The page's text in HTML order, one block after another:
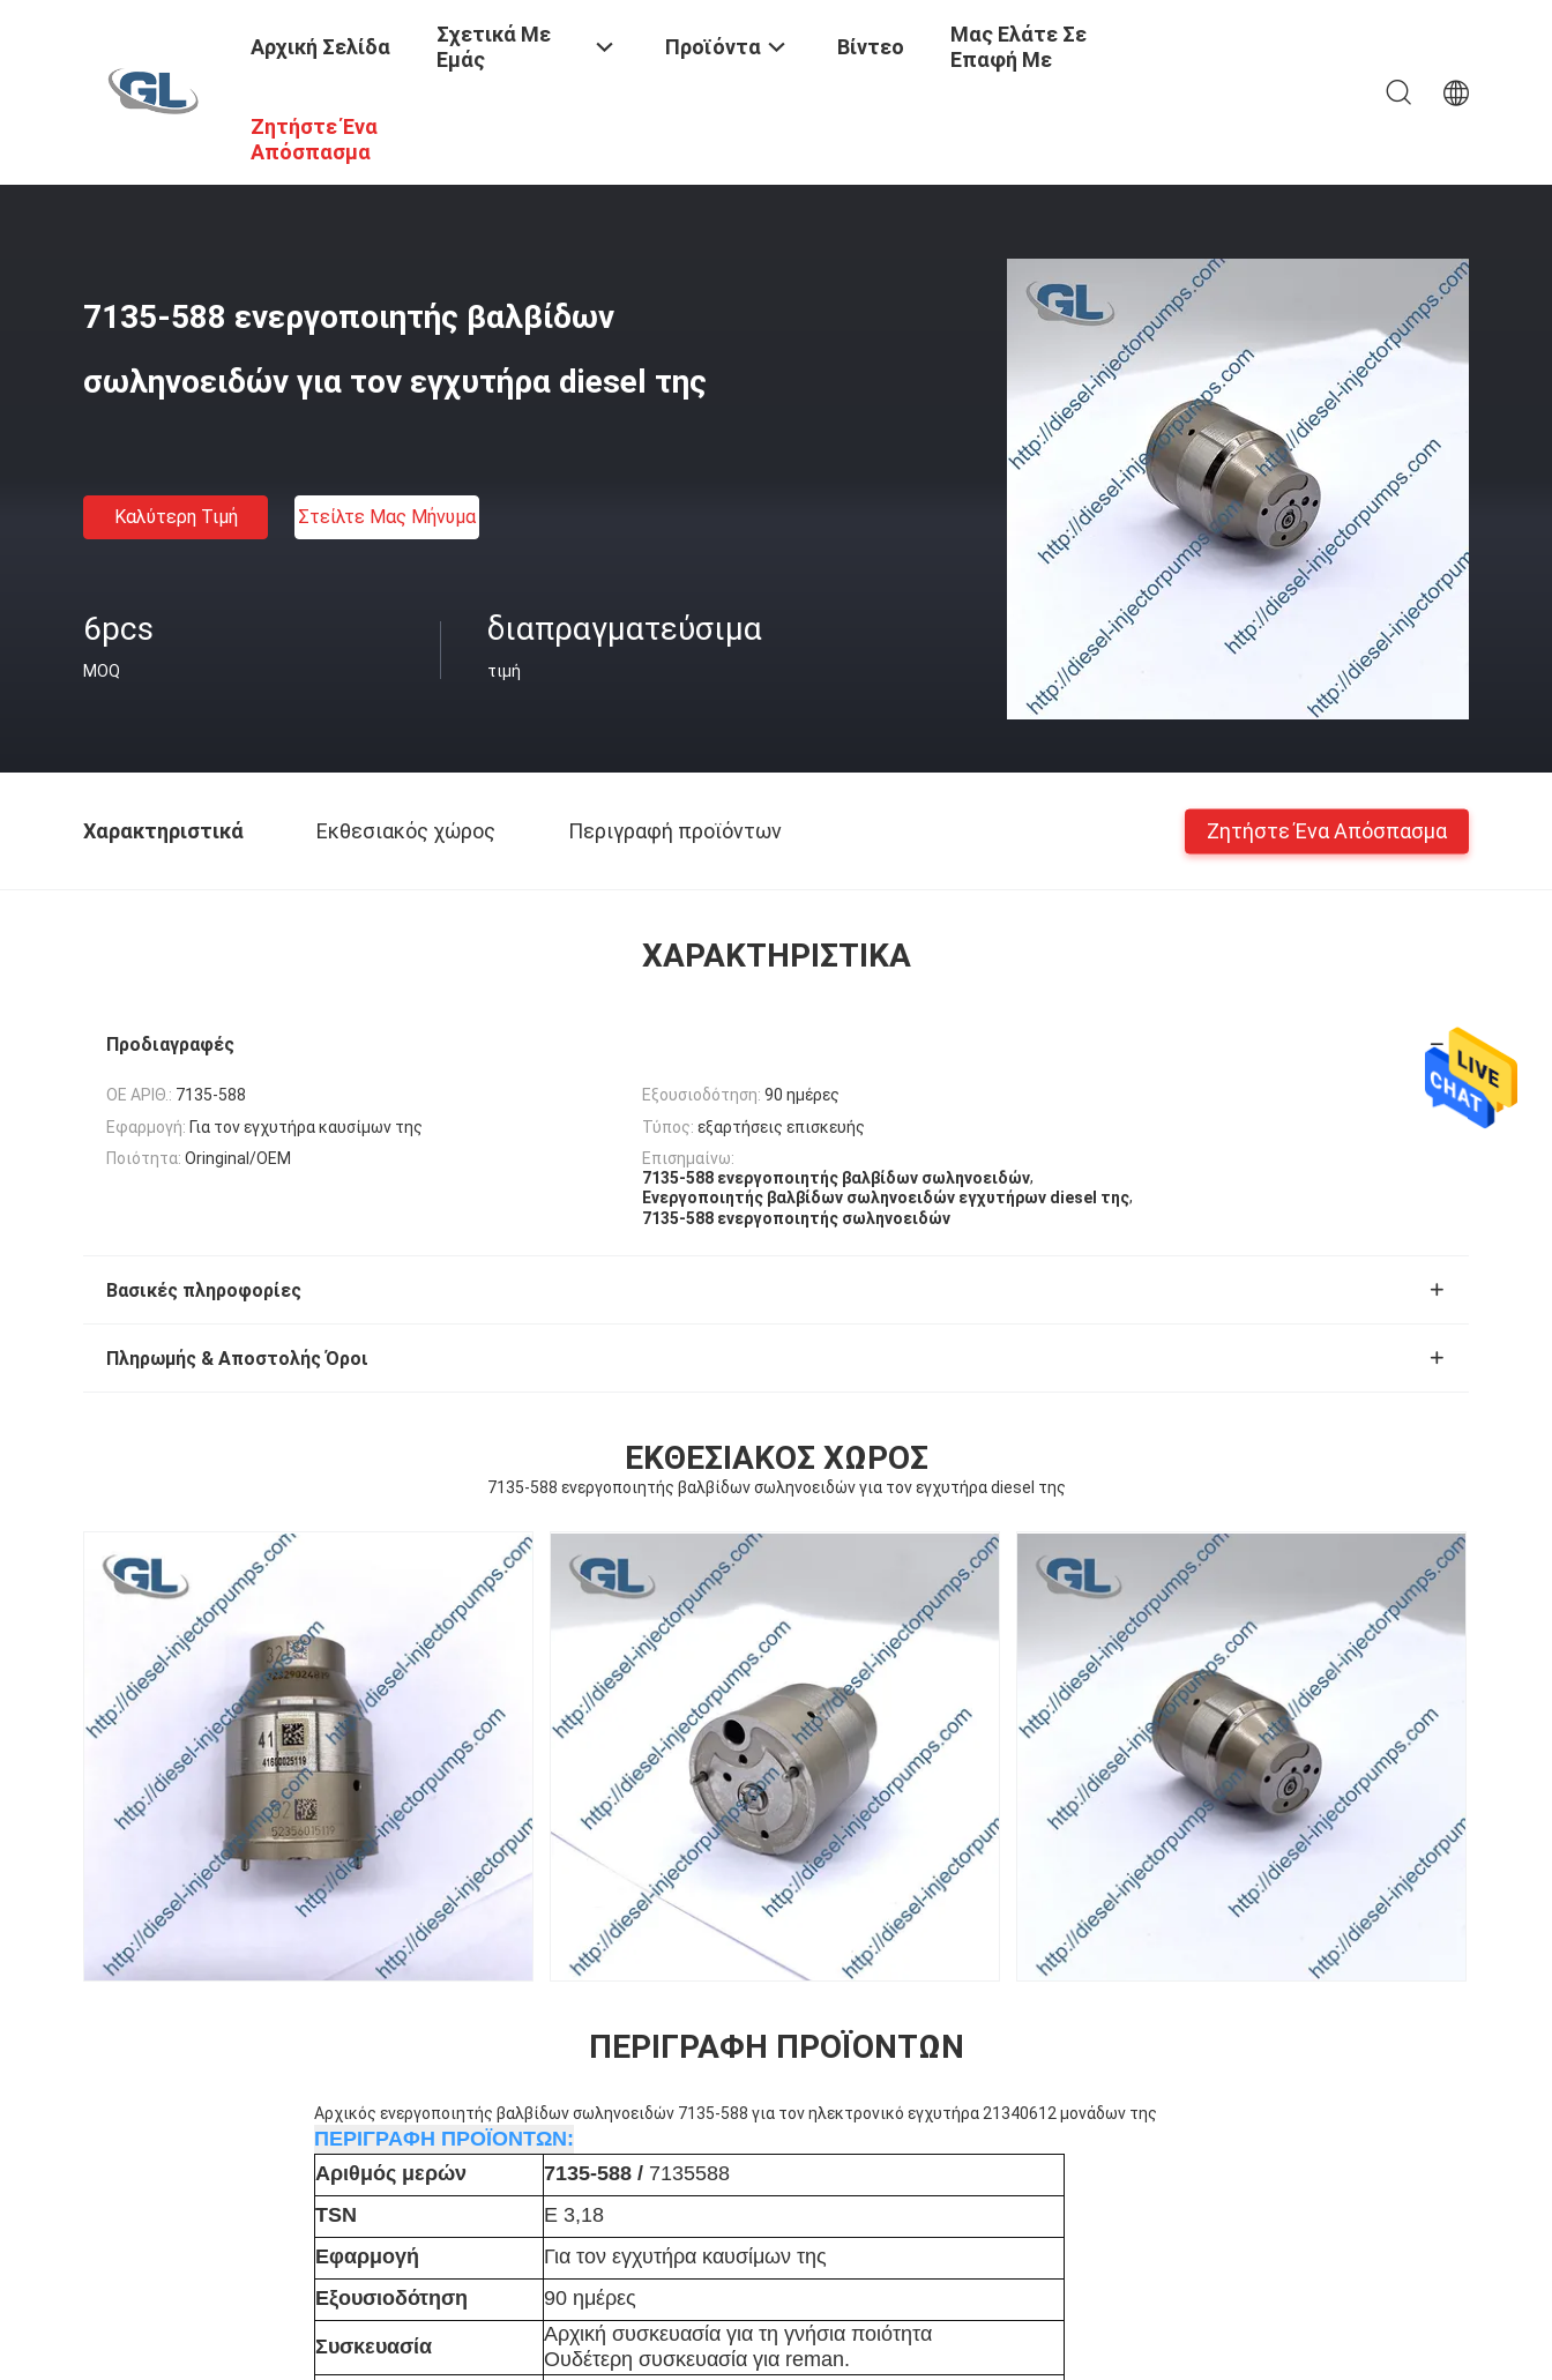
Αρχική Σελίδα
Σχετικά Με
Εμάς
Προϊόντα Βίντεο
Μας Ελάτε Σε
Επαφή Με
Ζητήστε Ένα
Απόσπασμα
Προϊόντα / Εισχυτήρες Για Φορτηγά VO-LVO
7135-588 ενεργοποιητής βαλβίδων
σωληνοειδών για τον εγχυτήρα diesel της
Καλύτερη Τιμή Στείλτε Μας Μήνυμα
6pcs
MOQ
διαπραγματεύσιμα
τιμή
Χαρακτηριστικά Εκθεσιακός χώρος Περιγραφή προϊόντων Ζητήστε Ένα Απόσπασμα
ΧΑΡΑΚΤΗΡΙΣΤΙΚΆ
Προδιαγραφές
OE ΑΡΙΘ.: 7135-588 Εξουσιοδότηση: 90 ημέρες
Εφαρμογή: Για τον εγχυτήρα καυσίμων της Τύπος: εξαρτήσεις επισκευής
Ποιότητα: Oringinal/OEM
Επισημαίνω:
7135-588 ενεργοποιητής βαλβίδων σωληνοειδών,
Ενεργοποιητής βαλβίδων σωληνοειδών εγχυτήρων diesel της,
7135-588 ενεργοποιητής σωληνοειδών
Βασικές πληροφορίες
Πληρωμής & Αποστολής Όροι
ΕΚΘΕΣΙΑΚΌΣ ΧΏΡΟΣ
7135-588 ενεργοποιητής βαλβίδων σωληνοειδών για τον εγχυτήρα diesel της
ΠΕΡΙΓΡΑΦΉ ΠΡΟΪΌΝΤΩΝ
Αρχικός ενεργοποιητής βαλβίδων σωληνοειδών 7135-588 για τον ηλεκτρονικό εγχυτήρα 21340612 μονάδων της
ΠΕΡΙΓΡΑΦΗ ΠΡΟΪΟΝΤΩΝ:
Αριθμός μερών
7135-588 / 7135588
TSN
Ε 3,18
Εφαρμογή
Για τον εγχυτήρα καυσίμων της
Εξουσιοδότηση
90 ημέρες
Συσκευασία
Αρχική συσκευασία για τη γνήσια ποιότητα
Ουδέτερη συσκευασία για reman.